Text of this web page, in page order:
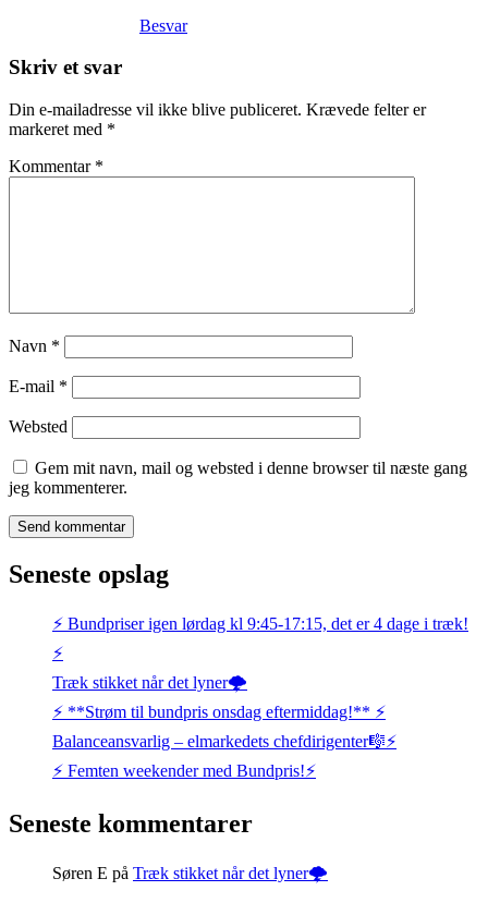
Besvar
Skriv et svar
Din e-mailadresse vil ikke blive publiceret. Krævede felter er
markeret med *
Kommentar *
Navn *
E-mail *
Websted
Gem mit navn, mail og websted i denne browser til næste gang
jeg kommenterer.
Seneste opslag
⚡️ Bundpriser igen lørdag kl 9:45-17:15, det er 4 dage i træk!
⚡️
Træk stikket når det lyner🌩️
⚡️ **Strøm til bundpris onsdag eftermiddag!** ⚡️
Balanceansvarlig – elmarkedets chefdirigenter🎼⚡
⚡️ Femten weekender med Bundpris!⚡️
Seneste kommentarer
Søren E på Træk stikket når det lyner🌩️